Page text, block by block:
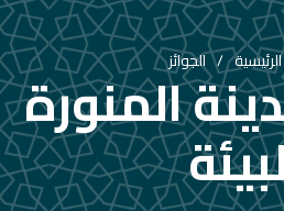
الرئيسية الجوائزالمنورة